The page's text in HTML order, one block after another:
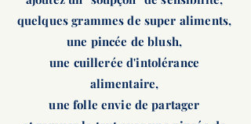
quelques grammes de super aliments,
une pincée de blush,
une cuillerée d'intolérance
alimentaire,
une folle envie de partager